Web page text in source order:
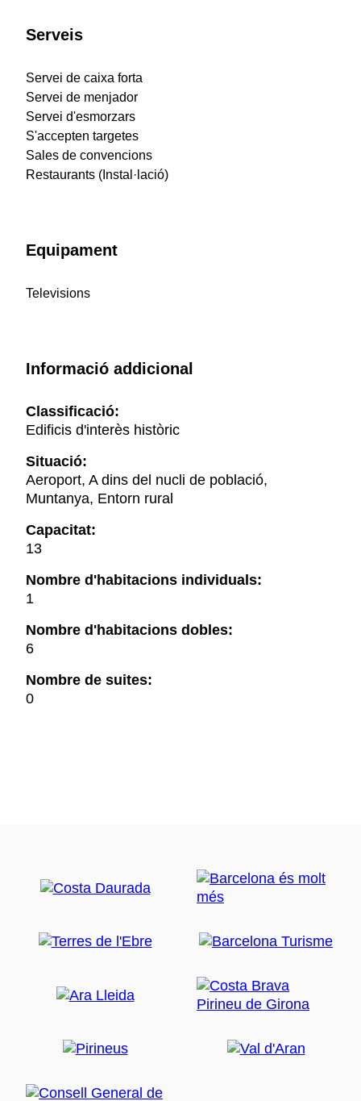
Serveis
Servei de caixa forta
Servei de menjador
Servei d'esmorzars
S'accepten targetes
Sales de convencions
Restaurants (Instal·lació)
Equipament
Televisions
Informació addicional
Classificació:
Edificis d'interès històric
Situació:
Aeroport, A dins del nucli de població,
Muntanya, Entorn rural
Capacitat:
13
Nombre d'habitacions individuals:
1
Nombre d'habitacions dobles:
6
Nombre de suites:
0